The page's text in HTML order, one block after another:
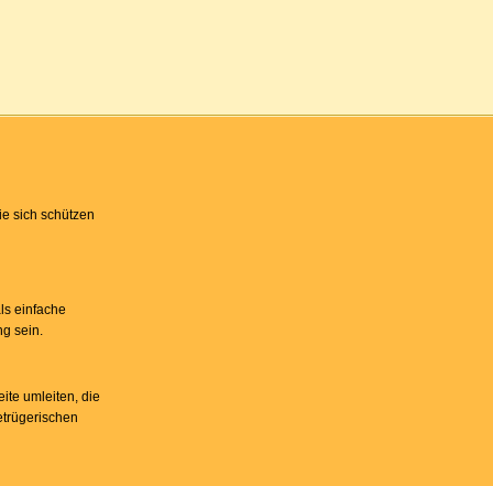
sich schützen
einfache
sein.
umleiten, die